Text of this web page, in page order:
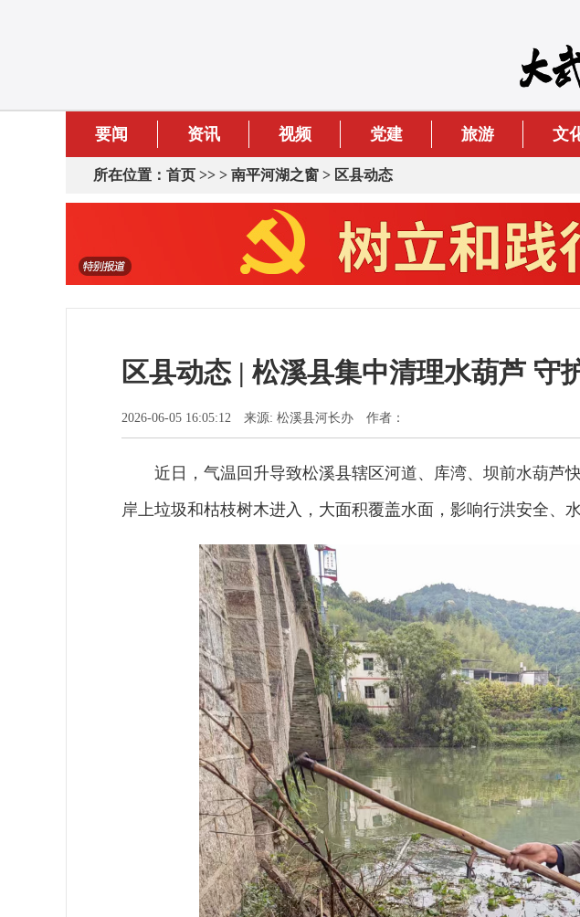
要闻 资讯 视频 党建 旅游 文
所在位置： 首页 >> > 南平河湖之窗 > 区县动态
区县动态 | 松溪县集中清理水葫芦 守
2026-06-05 16:05:12 来源: 松溪县河长办 作者：
近日，气温回升导致松溪县辖区河道、库湾、坝前水葫芦
岸上垃圾和枯枝树木进入，大面积覆盖水面，影响行洪安全、